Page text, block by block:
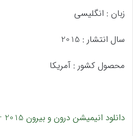
زبان : انگلیسی
سال انتشار : 2015
محصول کشور : آمریکا
دانلود انیمیشن درون و بیرون 2015 – Inside Out